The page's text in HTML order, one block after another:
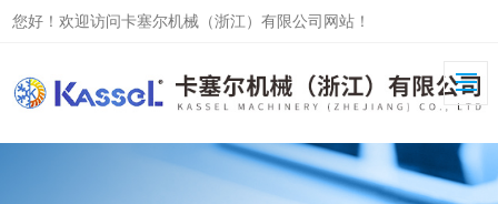
您好！欢迎访问卡塞尔机械（浙江）有限公司网站！